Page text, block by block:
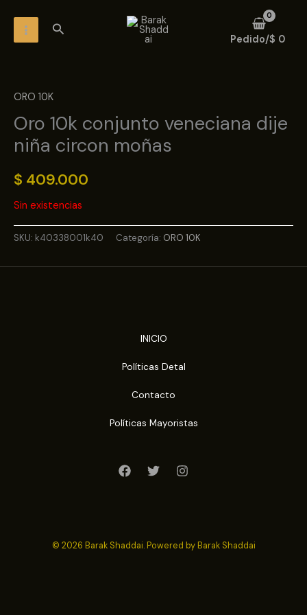
contenidoMENU
Buscar
Pedido/$ 0
ORO 10K
Oro 10k conjunto veneciana dije
niña circon moñas
$ 409.000
Sin existencias
SKU: k40338001k40 Categoría: ORO 10K
INICIO
Políticas Detal
Contacto
Políticas Mayoristas
© 2026 Barak Shaddai. Powered by Barak Shaddai